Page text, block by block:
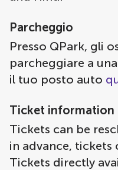
Parcheggio
Presso QPark, gli
parcheggiare a
il tuo posto auto
Ticket information
Tickets can be
in advance, tickets
Tickets directly